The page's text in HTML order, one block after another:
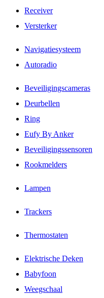
Receiver
Versterker
Navigatiesysteem
Autoradio
Beveiligingscameras
Deurbellen
Ring
Eufy By Anker
Beveiligingssensoren
Rookmelders
Lampen
Trackers
Thermostaten
Elektrische Deken
Babyfoon
Weegschaal